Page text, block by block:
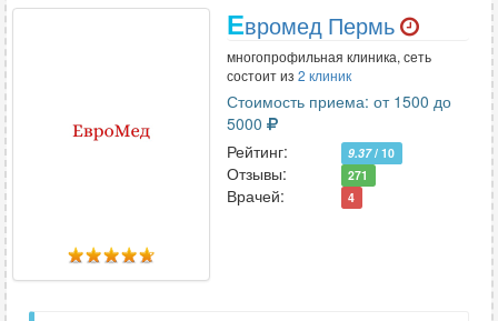
Евромед Пермь
многопрофильная клиника, сеть
состоит из 2 клиник
Стоимость приема: от 1500 до
5000
Рейтинг:
9.37/ 10
Отзывы: 271
Врачей: 4